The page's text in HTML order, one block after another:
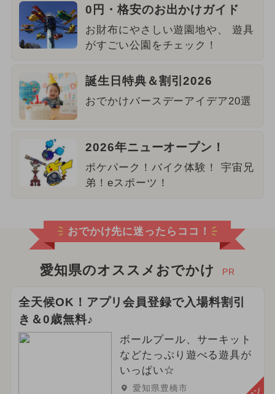
0円・格安のお出かけガイド
お財布にやさしい遊園地や、 遊具
がすごい公園をチェック！
誕生日特典＆割引2026
おでかけバースデーアイデア20選
2026年ニューオープン！
ポケパーク！バイク体験！ 宇宙兄
弟！eスポーツ！
おでかけ先に迷ったらココ！
愛知県のオススメおでかけ PR
全天候OK！アプリ会員登録で入場料割引
き＆0歳無料♪
ボールプール、サーキット
などたっぷり遊べる遊具が
いっぱい☆
愛知県豊橋市